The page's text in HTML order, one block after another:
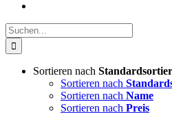
Suche
nach:
Sortieren nach
Sortieren nach
Sortieren nach Name
Sortieren nach Preis